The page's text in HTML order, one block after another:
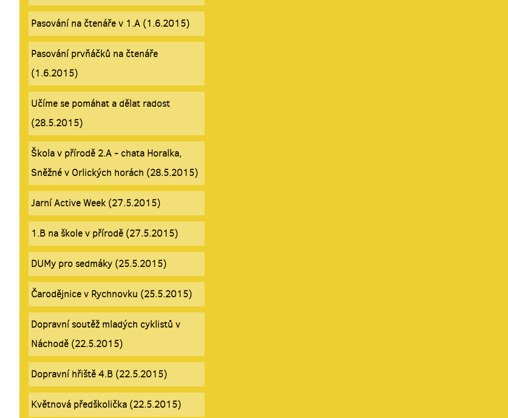
Pasování na čtenáře v 1.A (1.6.2015)
Pasování prvňáčků na čtenáře
(1.6.2015)
Učíme se pomáhat a dělat radost
(28.5.2015)
Škola v přírodě 2.A - chata Horalka,
Sněžné v Orlických horách (28.5.2015)
Jarní Active Week (27.5.2015)
1.B na škole v přírodě (27.5.2015)
DUMy pro sedmáky (25.5.2015)
Čarodějnice v Rychnovku (25.5.2015)
Dopravní soutěž mladých cyklistů v
Náchodě (22.5.2015)
Dopravní hřiště 4.B (22.5.2015)
Květnová předškolička (22.5.2015)